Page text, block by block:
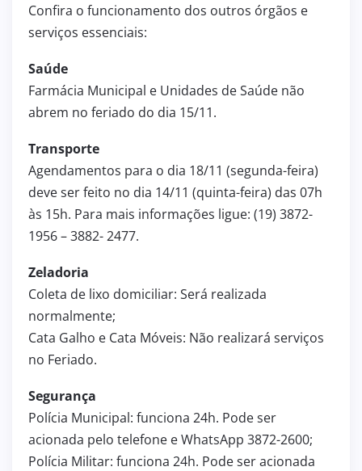
Confira o funcionamento dos outros órgãos e
serviços essenciais:
Saúde
Farmácia Municipal e Unidades de Saúde não
abrem no feriado do dia 15/11.
Transporte
Agendamentos para o dia 18/11 (segunda-feira)
deve ser feito no dia 14/11 (quinta-feira) das 07h
às 15h. Para mais informações ligue: (19) 3872-
1956 – 3882- 2477.
Zeladoria
Coleta de lixo domiciliar: Será realizada
normalmente;
Cata Galho e Cata Móveis: Não realizará serviços
no Feriado.
Segurança
Polícia Municipal: funciona 24h. Pode ser
acionada pelo telefone e WhatsApp 3872-2600;
Polícia Militar: funciona 24h. Pode ser acionada